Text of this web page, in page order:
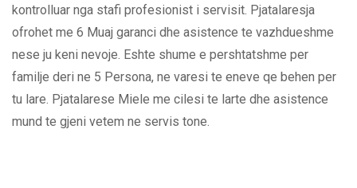
kontrolluar nga stafi profesionist i servisit. Pjatalaresja
ofrohet me 6 Muaj garanci dhe asistence te vazhdueshme
nese ju keni nevoje. Eshte shume e pershtatshme per
familje deri ne 5 Persona, ne varesi te eneve qe behen per
tu lare. Pjatalarese Miele me cilesi te larte dhe asistence
mund te gjeni vetem ne servis tone.